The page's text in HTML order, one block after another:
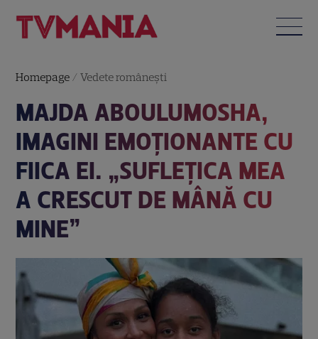
Homepage /Vedete româneşti
MAJDA ABOULUMOSHA,
IMAGINI EMOȚIONANTE CU
FIICA EI. „SUFLEȚICA MEA
A CRESCUT DE MÂNĂ CU
MINE”